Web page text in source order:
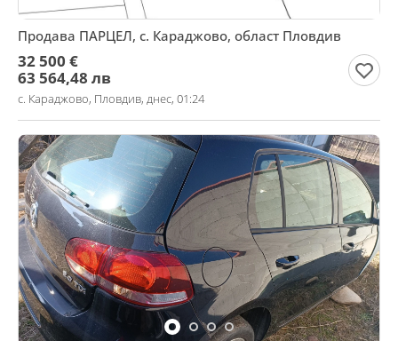
Продава ПАРЦЕЛ, с. Караджово, област Пловдив
32 500 €
63 564,48 лв
с. Караджово, Пловдив, днес, 01:24